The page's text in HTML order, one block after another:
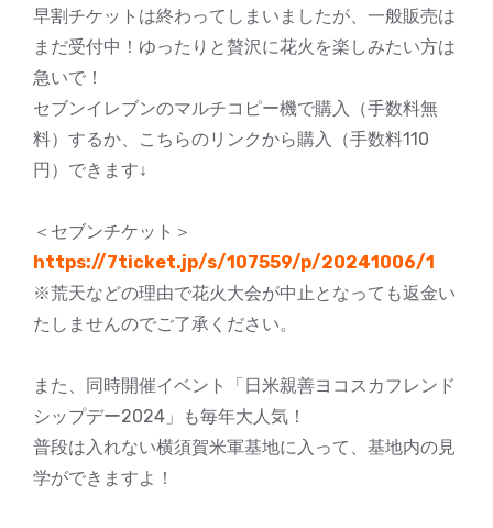
早割チケットは終わってしまいましたが、一般販売は
まだ受付中！ゆったりと贅沢に花火を楽しみたい方は
急いで！
セブンイレブンのマルチコピー機で購入（手数料無
料）するか、こちらのリンクから購入（手数料110
円）できます↓
＜セブンチケット＞
https://7ticket.jp/s/107559/p/20241006/1
※荒天などの理由で花火大会が中止となっても返金い
たしませんのでご了承ください。
また、同時開催イベント「日米親善ヨコスカフレンド
シップデー2024」も毎年大人気！
普段は入れない横須賀米軍基地に入って、基地内の見
学ができますよ！